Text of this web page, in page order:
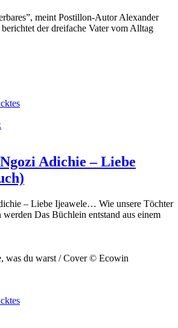
meint Postillon-Autor Alexander
der dreifache Vater vom Alltag
Adichie – Liebe
– Liebe Ijeawele… Wie unsere Töchter
werden Das Büchlein entstand aus einem